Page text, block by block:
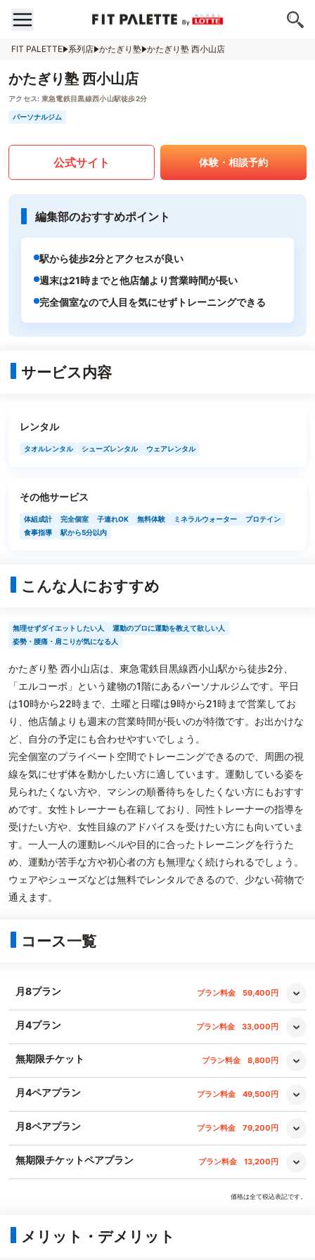
FIT PALETTE 系列店 かたぎり塾 かたぎり塾 西小山店
かたぎり塾 西小山店
アクセス: 東急電鉄目黒線西小山駅徒歩2分
パーソナルジム
公式サイト 体験・相談予約
編集部のおすすめポイント
駅から徒歩2分とアクセスが良い
週末は21時までと他店舗より営業時間が長い
完全個室なので人目を気にせずトレーニングできる
サービス内容
レンタル
タオルレンタル シューズレンタル ウェアレンタル
その他サービス
体組成計 完全個室 子連れOK 無料体験 ミネラルウォーター
プロテイン
食事指導
駅から5分以内
こんな人におすすめ
無理せずダイエットしたい人
運動のプロに運動を教えて欲しい人
姿勢・腰痛・肩こりが気になる人
かたぎり塾 西小山店は、東急電鉄目黒線西小山駅から徒歩2分、
「エルコーポ」という建物の1階にあるパーソナルジムです。平日
は10時から22時まで、土曜と日曜は9時から21時まで営業してお
り、他店舗よりも週末の営業時間が長いのが特徴です。お出かけな
ど、自分の予定にも合わせやすいでしょう。
完全個室のプライベート空間でトレーニングできるので、周囲の視
線を気にせず体を動かしたい方に適しています。運動している姿を
見られたくない方や、マシンの順番待ちをしたくない方にもおすす
めです。女性トレーナーも在籍しており、同性トレーナーの指導を
受けたい方や、女性目線のアドバイスを受けたい方にも向いていま
す。一人一人の運動レベルや目的に合ったトレーニングを行うた
め、運動が苦手な方や初心者の方も無理なく続けられるでしょう。
ウェアやシューズなどは無料でレンタルできるので、少ない荷物で
通えます。
コース一覧
月8プラン プラン料金 59,400円
月4プラン プラン料金 33,000円
無期限チケット プラン料金 8,800円
月4ペアプラン プラン料金 49,500円
月8ペアプラン プラン料金 79,200円
無期限チケットペアプラン プラン料金 13,200円
価格は全て税込表記です。
メリット・デメリット